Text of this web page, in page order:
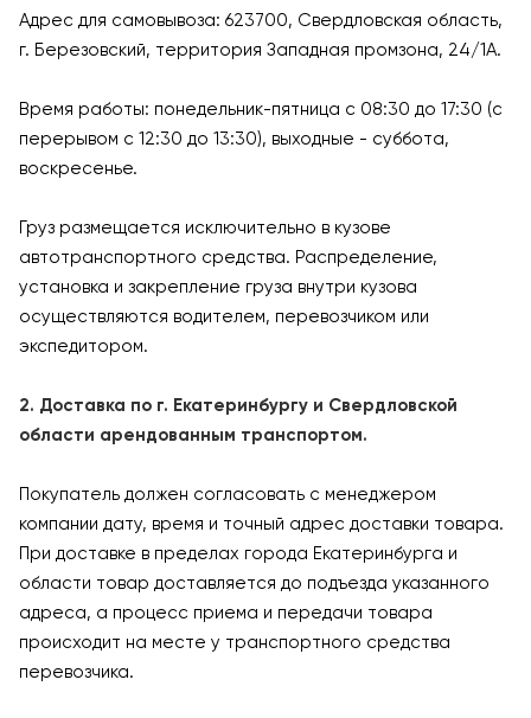
Адрес для самовывоза: 623700, Свердловская область,
г. Березовский, территория Западная промзона, 24/1А.
Время работы: понедельник-пятница с 08:30 до 17:30 (с
перерывом с 12:30 до 13:30), выходные - суббота,
воскресенье.
Груз размещается исключительно в кузове
автотранспортного средства. Распределение,
установка и закрепление груза внутри кузова
осуществляются водителем, перевозчиком или
экспедитором.
2. Доставка по г. Екатеринбургу и Свердловской
области арендованным транспортом.
Покупатель должен согласовать с менеджером
компании дату, время и точный адрес доставки товара.
При доставке в пределах города Екатеринбурга и
области товар доставляется до подъезда указанного
адреса, а процесс приема и передачи товара
происходит на месте у транспортного средства
перевозчика.